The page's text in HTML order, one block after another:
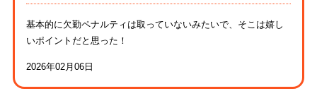
基本的に欠勤ペナルティは取っていないみたいで、そこは嬉し
いポイントだと思った！
2026年02月06日